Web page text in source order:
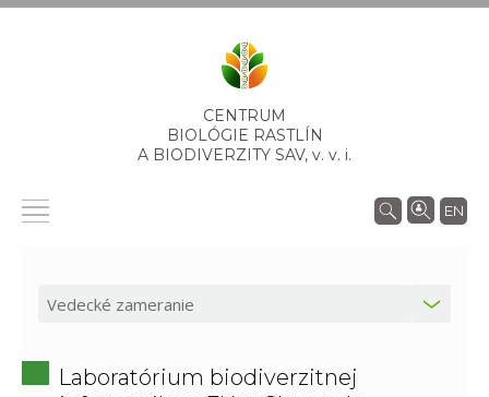
CENTRUM
BIOLÓGIE RASTLÍN
A BIODIVERZITY SAV, v. v. i.
EN
Laboratórium biodiverzitnej